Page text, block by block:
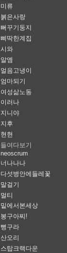
미류
붉은사랑
뻐꾸기둥지
삐딱한계집
시와
알엠
얼음고냉이
엄마되기
여성삶노동
이러나
지니야
지후
현현
들여다보기
neoscrum
너나나나
다섯병안에들레꽃
말걸기
멀티
밑에서본세상
봉구아찌!
뻥구라
산오리
스탑크랙다운